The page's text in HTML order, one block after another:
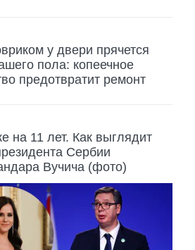
у двери прячется
пола: копеечное
предотвратит ремонт
на 11 лет. Как выглядит
Сербии
Вучича (фото)